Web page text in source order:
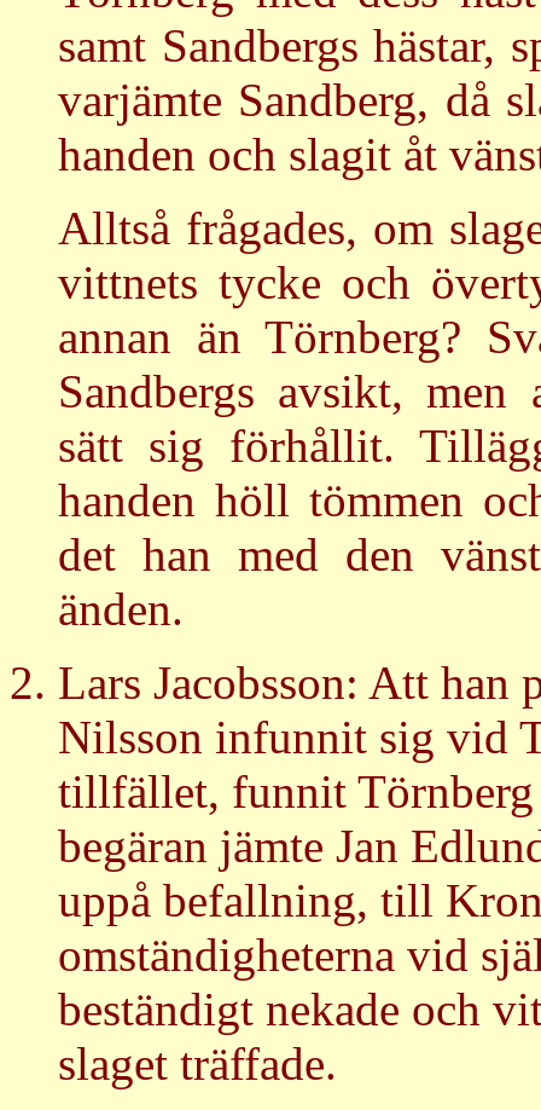
samt Sandbergs hästar,
varjämte Sandberg, då
handen och slagit åt
Alltså frågades, om
vittnets tycke och
annan än Törnberg?
Sandbergs avsikt, men
sätt sig förhållit.
handen höll tömmen
det han med den
änden.
Lars Jacobsson: Att han
Nilsson infunnit sig vid
tillfället, funnit Törnberg
begäran jämte Jan
uppå befallning, till
omständigheterna vid
beständigt nekade och
slaget träffade.